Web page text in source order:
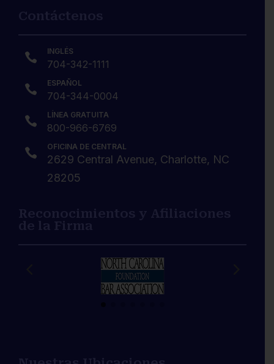
 INGLÉS
704-342-1111
 ESPAÑOL
704-344-0004
 LÍNEA GRATUITA
800-966-6769
 OFICINA DE CENTRAL
2629 Central Avenue, Charlotte, NC
28205